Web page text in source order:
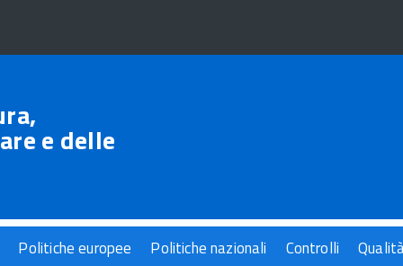
e delle
Politiche europee Politiche nazionali Controlli